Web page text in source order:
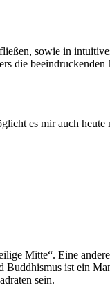
sowie in
die beeindruckenden
es mir auch
Mitte“. Eine
ist ein
sein.